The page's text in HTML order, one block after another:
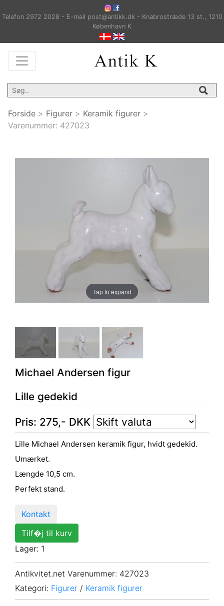
Telefon 2972 2028 - E-mail post@antikk.dk - Knabrostræde 13 st., 1210
København K
Forside > Figurer > Keramik figurer >
Varenummer: 427023
Tap to expand
Michael Andersen figur
Lille gedekid
Pris: 275,- DKK
Lille Michael Andersen keramik figur, hvidt gedekid.
Umærket.
Længde 10,5 cm.
Perfekt stand.
Kontakt
Tilf�j til kurv
Lager: 1
Antikvitet.net Varenummer: 427023
Kategori: Figurer / Keramik figurer